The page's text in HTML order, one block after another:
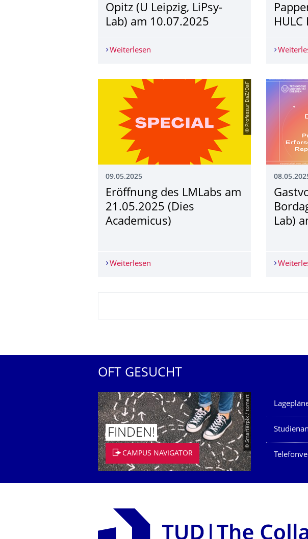
Opitz (U Leipzig, LiPsy-
Lab) am 10.07.2025
Weiterlesen Gastvortrag von Andreas Opitz (U Leipzig,
© Professur DaZ/DaF
09.05.2025
Eröffnung des LMLabs am
21.05.2025 (Dies
Academicus)
Weiterlesen Eröffnung des LMLabs am 21.05.2025 (Dies
Lab)
OFT GESUCHT
© Smarterpix / tomert
FINDEN!
CAMPUS NAVIGATOR